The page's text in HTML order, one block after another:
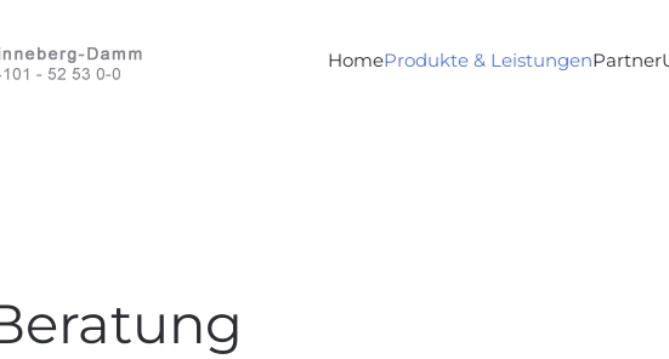
HomeProdukte & LeistungenPartner